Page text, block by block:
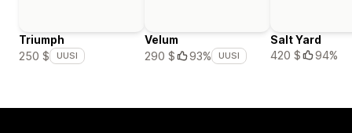
Triumph
250 $
UUSI
Velum
290 $
93% UUSI
Salt Yard
420 $
94%